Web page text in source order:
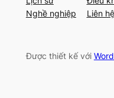
Nghề nghiệp
Liên
Được thiết kế với